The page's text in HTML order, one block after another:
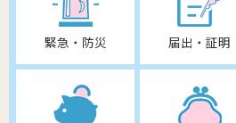
緊急・防災 届出・証明